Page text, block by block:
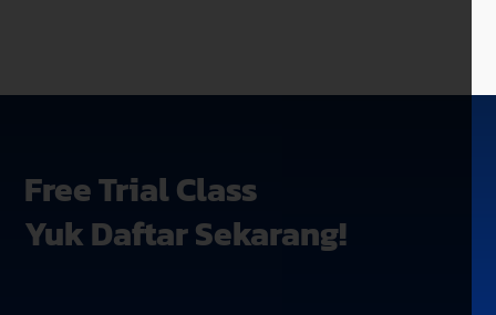
Free Trial Class
Yuk Daftar Sekarang!